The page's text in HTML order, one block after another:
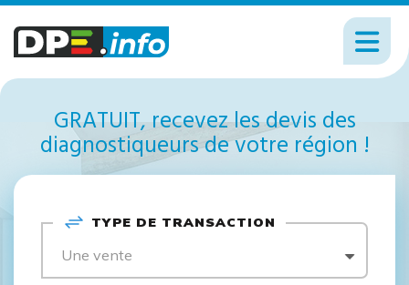
GRATUIT, recevez les devis des
diagnostiqueurs de votre région !
TYPE DE TRANSACTION
Une vente